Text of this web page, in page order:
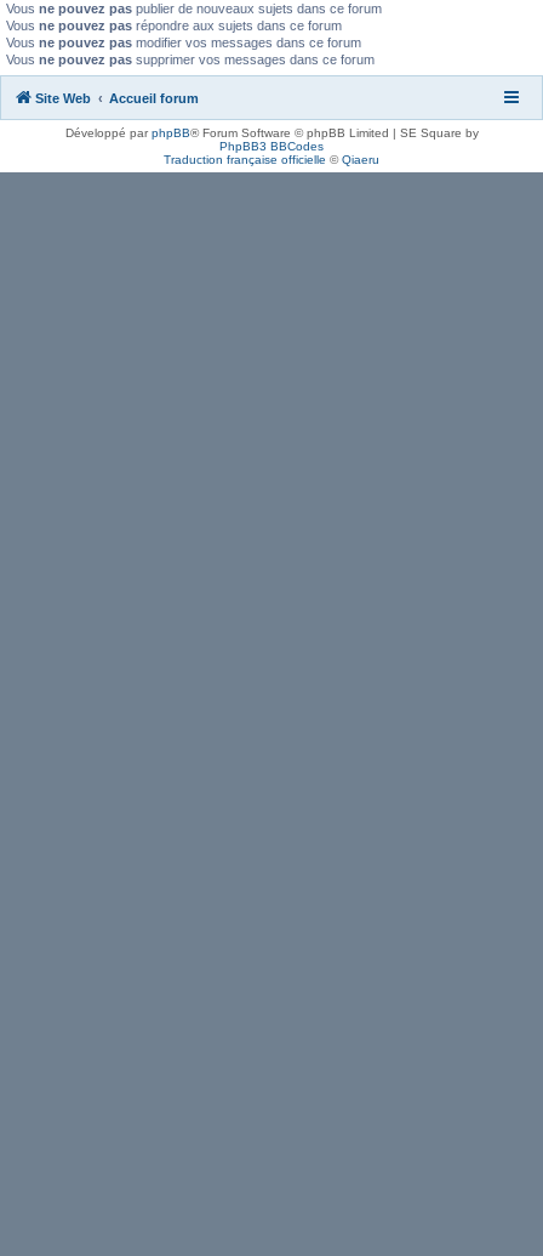
Vous ne pouvez pas publier de nouveaux sujets dans ce forum
Vous ne pouvez pas répondre aux sujets dans ce forum
Vous ne pouvez pas modifier vos messages dans ce forum
Vous ne pouvez pas supprimer vos messages dans ce forum
Site Web Accueil forum
Développé parphpBB® Forum Software © phpBB Limited | SE Square by
PhpBB3 BBCodes
Traduction française officielle ©Qiaeru